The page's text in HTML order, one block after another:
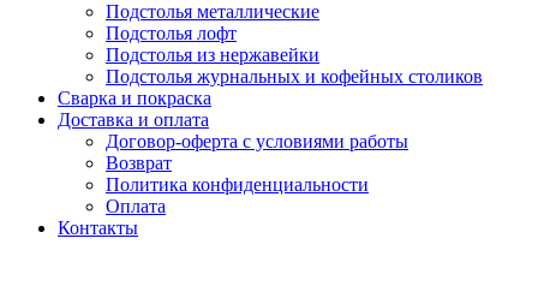
Подстолья металлические
Подстолья лофт
Подстолья из нержавейки
Подстолья журнальных и кофейных столиков
Сварка и покраска
Доставка и оплата
Договор-оферта с условиями работы
Возврат
Политика конфиденциальности
Оплата
Контакты